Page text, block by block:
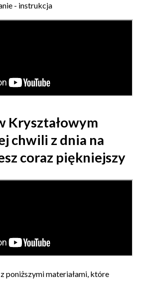
- instrukcja
Kryształowym
chwili z dnia na
coraz piękniejszy
poniższymi materiałami, które